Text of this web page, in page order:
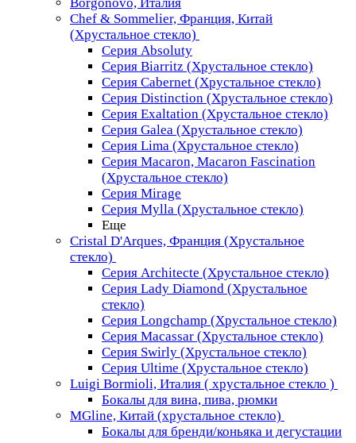
Chef & Sommelier, Франция, Китай
(Хрустальное стекло)
Серия Absoluty
Серия Biarritz (Хрустальное стекло)
Серия Cabernet (Хрустальное стекло)
Серия Distinction (Хрустальное стекло)
Серия Exaltation (Хрустальное стекло)
Серия Galea (Хрустальное стекло)
Серия Lima (Хрустальное стекло)
Серия Macaron, Macaron Fascination
(Хрустальное стекло)
Серия Mirage
Серия Mylla (Хрустальное стекло)
Еще
Cristal D'Arques, Франция (Хрустальное
стекло)
Серия Architecte (Хрустальное стекло)
Серия Lady Diamond (Хрустальное
стекло)
Серия Longchamp (Хрустальное стекло)
Серия Macassar (Хрустальное стекло)
Серия Swirly (Хрустальное стекло)
Серия Ultime (Хрустальное стекло)
Luigi Bormioli, Италия ( хрустальное стекло )
Бокалы для вина, пива, рюмки
MGline, Китай (хрустальное стекло)
Бокалы для бренди/коньяка и дегустации